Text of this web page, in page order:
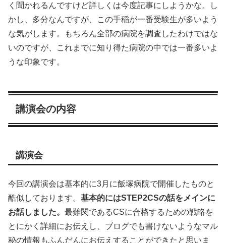
く聞かれるんですけど詳しくは今度記事にしようかな。し
かし、多分なんですが、この手稲が一番受験生が多いよう
な気がします。もちろん全部の病院を調査したわけではな
いのですが、これまでに知り得た病院の中では一番多いよ
うな印象です。
講演会の内容
講演会
今回の講演会は基本的に3月に飯塚病院で開催したものと
酷似しております。 基本的にはSTEP2CSの話をメインに
お話しました。 最難関であるCSに合格するための戦略を
とにかく詳細にお伝えし、ブログでも書けないようなマル
秘の情報もふんだんにお伝えすることができたと思いま